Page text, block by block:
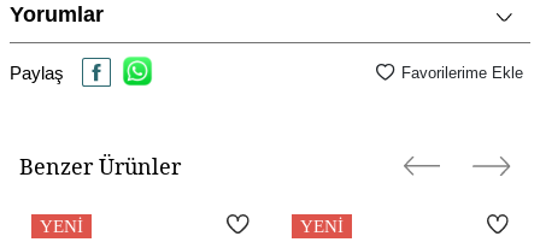
Yüzey Tipi
Yorumlar
Paylaş Favorilerime Ekle
Benzer Ürünler
YENI YENI